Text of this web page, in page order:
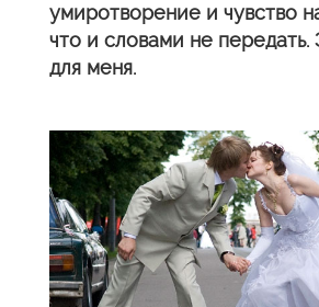
умиротворение и чувство
что и словами не
для меня.